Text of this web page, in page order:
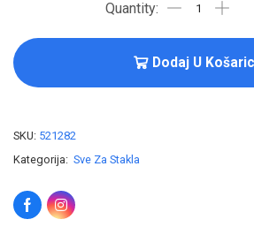
Dodaj U
SKU: 521282
Kategorija: Sve Za Stakla